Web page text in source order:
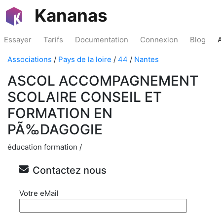
Kananas
Essayer Tarifs Documentation Connexion Blog
Associations / Pays de la loire / 44 / Nantes
ASCOL ACCOMPAGNEMENT
SCOLAIRE CONSEIL ET
FORMATION EN
PÃ‰DAGOGIE
éducation formation /
Contactez nous
Votre eMail